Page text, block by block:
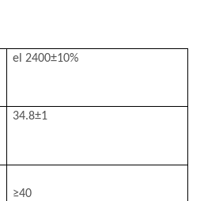
el 2400±10%
34.8±1
≥40